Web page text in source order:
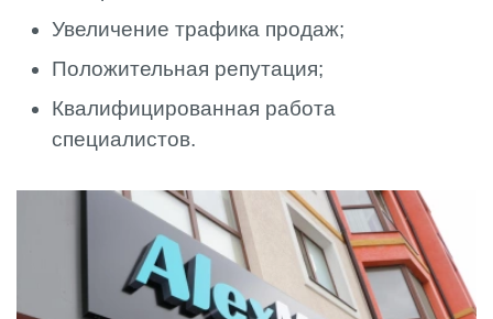
Увеличение трафика продаж;
Положительная репутация;
Квалифицированная работа
специалистов.